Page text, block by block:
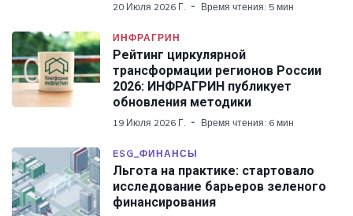
20 Июля 2026 Г. Время чтения: 5 мин
ИНФРАГРИН
Рейтинг циркулярной
трансформации регионов России
2026: ИНФРАГРИН публикует
обновления методики
19 Июля 2026 Г. Время чтения: 6 мин
ESG_ФИНАНСЫ
Льгота на практике: стартовало
исследование барьеров зеленого
финансирования